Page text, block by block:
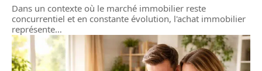
Dans un contexte où le marché immobilier reste
concurrentiel et en constante évolution, l'achat immobilier
représente…